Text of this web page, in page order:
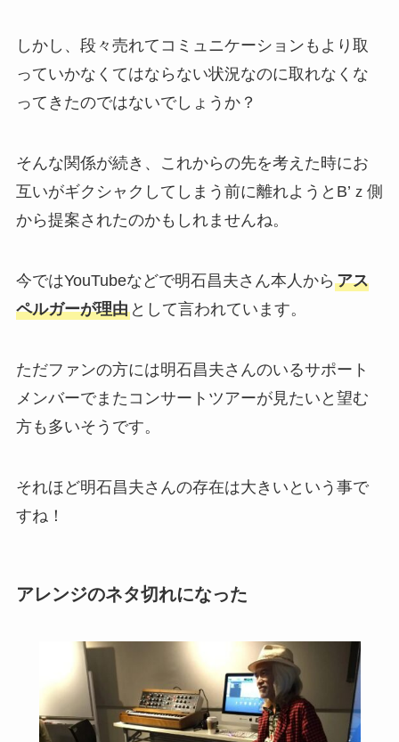
しかし、段々売れてコミュニケーションもより取
っていかなくてはならない状況なのに取れなくな
ってきたのではないでしょうか？
そんな関係が続き、これからの先を考えた時にお
互いがギクシャクしてしまう前に離れようとB’ｚ側
から提案されたのかもしれませんね。
今ではYouTubeなどで明石昌夫さん本人から アス
ペルガーが理由として言われています。
ただファンの方には明石昌夫さんのいるサポート
メンバーでまたコンサートツアーが見たいと望む
方も多いそうです。
それほど明石昌夫さんの存在は大きいという事で
すね！
アレンジのネタ切れになった